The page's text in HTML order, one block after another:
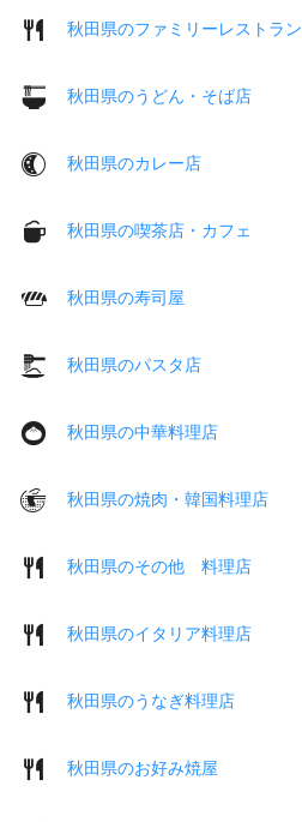
秋田県のファミリーレストラン
秋田県のうどん・そば店
秋田県のカレー店
秋田県の喫茶店・カフェ
秋田県の寿司屋
秋田県のパスタ店
秋田県の中華料理店
秋田県の焼肉・韓国料理店
秋田県のその他 料理店
秋田県のイタリア料理店
秋田県のうなぎ料理店
秋田県のお好み焼屋